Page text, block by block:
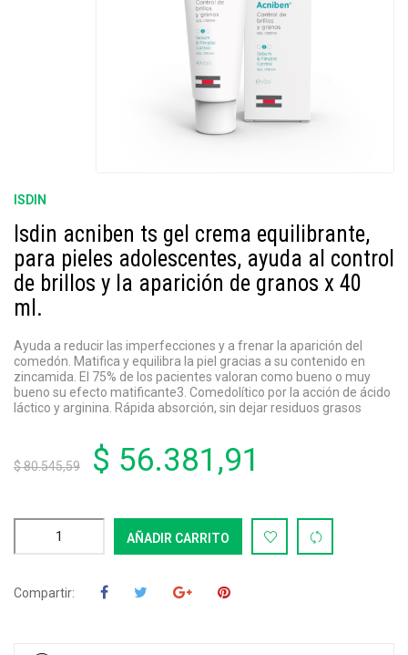
ISDIN
Isdin acniben ts gel crema equilibrante,
para pieles adolescentes, ayuda al control
de brillos y la aparición de granos x 40
ml.
Ayuda a reducir las imperfecciones y a frenar la aparición del
comedón. Matifica y equilibra la piel gracias a su contenido en
zincamida. El 75% de los pacientes valoran como bueno o muy
bueno su efecto matificante3. Comedolítico por la acción de ácido
láctico y arginina. Rápida absorción, sin dejar residuos grasos
$ 80.545,59 $ 56.381,91
AÑADIR CARRITO
Compartir: